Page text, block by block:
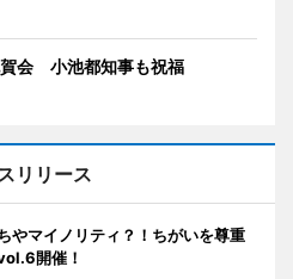
会 小池都知事も祝福
リリース
やマイノリティ？！ちがいを尊重
開催！